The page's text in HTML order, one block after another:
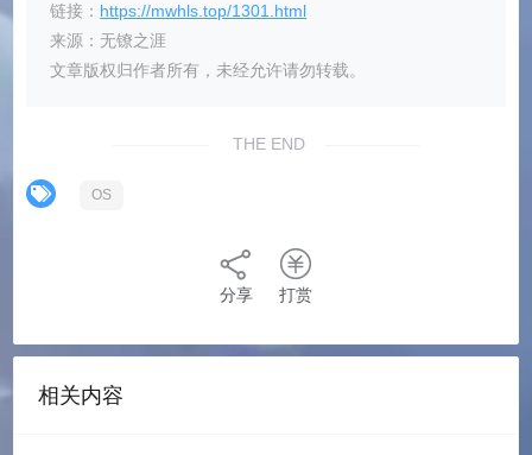
链接： https://mwhls.top/1301.html
来源：无镣之涯
文章版权归作者所有，未经允许请勿转载。
THE END
OS
分享 打赏
相关内容